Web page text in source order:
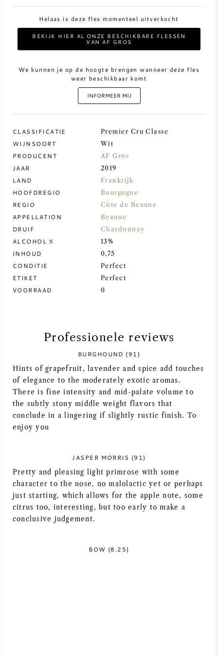
ZOETE WIJN
CABERNET SAUVIGNON
PINOT NOIR
CHARDONNAY
MERLOT
ALLE DRUIVENSOORTEN
ITALIAANSE WIJN
SPAANSE WIJN
DUITSE WIJN
OOSTENRIJKSE WIJN
PORTUGESE WIJN
Helaas is deze fles momenteel uitverkocht
BEKIJK HIER AL ONZE BESCHIKBARE FLESSEN
VAN AF GROS
We kunnen je op de hoogte brengen wanneer deze fles
weer beschikbaar komt
INFORMEER MIJ
CLASSIFICATIE Premier Cru Classe
WIJNSOORT Wit
PRODUCENT AF Gros
JAAR 2019
LAND Frankrijk
HOOFDREGIO Bourgogne
REGIO Côte de Beaune
APPELLATION Beaune
DRUIF Chardonnay
ALCOHOL % 13%
INHOUD 0,75
CONDITIE Perfect
ETIKET Perfect
VOORRAAD 0
Professionele reviews
BURGHOUND (91)
Hints of grapefruit, lavender and spice add touches
of elegance to the moderately exotic aromas.
There is fine intensity and mid-palate volume to
the subtly stony middle weight flavors that
conclude in a lingering if slightly rustic finish. To
enjoy you
JASPER MORRIS (91)
Pretty and pleasing light primrose with some
character to the nose, no malolactic yet or perhaps
just starting, which allows for the apple note, some
citrus too, interesting, but too early to make a
conclusive judgement.
BOW (8.25)